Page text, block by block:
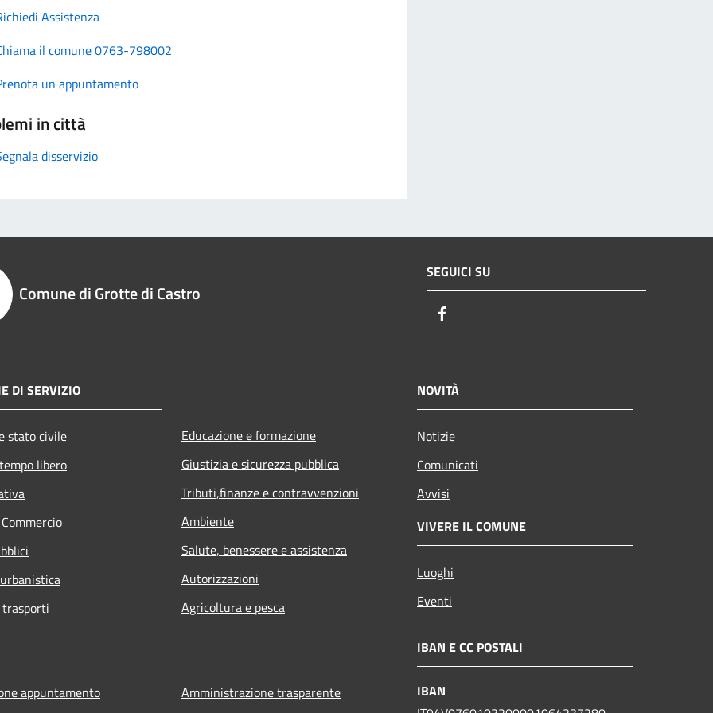
Assistenza
il comune 0763-798002
un appuntamento
in città
disservizio
Comune di Grotte di Castro
SEGUICI SU
DI SERVIZIO
stato civile
libero
Educazione e formazione
Giustizia e sicurezza pubblica
Tributi,finanze e contravvenzioni
Ambiente
Salute, benessere e assistenza
Autorizzazioni
Agricoltura e pesca
NOVITÀ
Notizie
Comunicati
Avvisi
VIVERE IL COMUNE
Luoghi
Eventi
appuntamento
Amministrazione trasparente
IBAN E CC POSTALI
IBAN